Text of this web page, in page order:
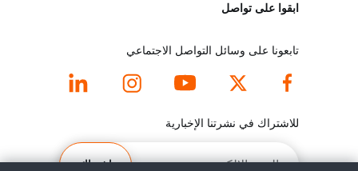
o
n
d
f
o
o
ابقوا على تواصل
تابعونا على وسائل التواصل الاجتماعي
للاشتراك في نشرتنا الإخبارية
البريد
الإلكتروني
اشتراك